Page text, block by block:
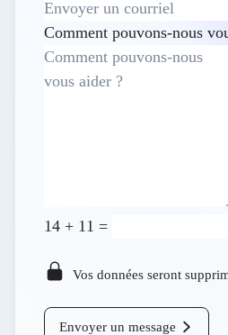
Comment pouvons-nous
14 + 11 =
Vos données seront
Envoyer un message